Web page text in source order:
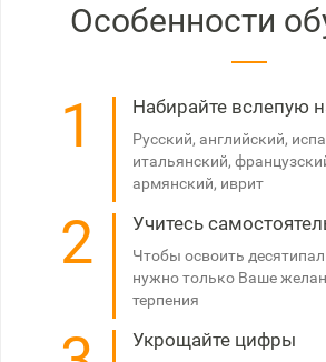
Особенности
1 Набирайте вслепую
Русский, английский,
итальянский,
армянский, иврит
2 Учитесь
Чтобы освоить
нужно только Ваше
терпения
Укрощайте цифры